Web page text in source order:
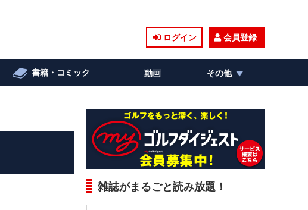
ログイン 会員登録
書籍・コミック 動画 その他
雑誌がまるごと読み放題！